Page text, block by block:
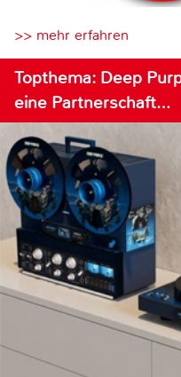
>> mehr erfahren
Topthema: Deep
eine Partnerschaft…